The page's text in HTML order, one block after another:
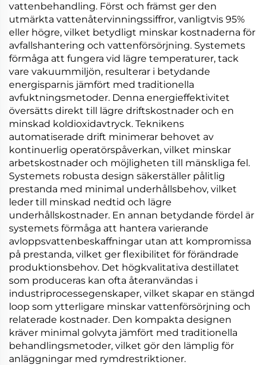
vattenbehandling. Först och främst ger den
utmärkta vattenåtervinningssiffror, vanligtvis 95%
eller högre, vilket betydligt minskar kostnaderna för
avfallshantering och vattenförsörjning. Systemets
förmåga att fungera vid lägre temperaturer, tack
vare vakuummiljön, resulterar i betydande
energisparnis jämfört med traditionella
avfuktningsmetoder. Denna energieffektivitet
översätts direkt till lägre driftskostnader och en
minskad koldioxidavtryck. Teknikens
automatiserade drift minimerar behovet av
kontinuerlig operatörspåverkan, vilket minskar
arbetskostnader och möjligheten till mänskliga fel.
Systemets robusta design säkerställer pålitlig
prestanda med minimal underhållsbehov, vilket
leder till minskad nedtid och lägre
underhållskostnader. En annan betydande fördel är
systemets förmåga att hantera varierande
avloppsvattenbeskaffningar utan att kompromissa
på prestanda, vilket ger flexibilitet för förändrade
produktionsbehov. Det högkvalitativa destillatet
som produceras kan ofta återanvändas i
industriprocessegenskaper, vilket skapar en stängd
loop som ytterligare minskar vattenförsörjning och
relaterade kostnader. Den kompakta designen
kräver minimal golvyta jämfört med traditionella
behandlingsmetoder, vilket gör den lämplig för
anläggningar med rymdrestriktioner.